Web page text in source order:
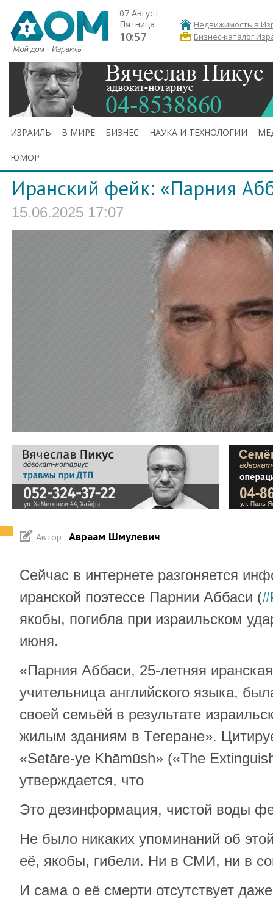
07 Август
Пятница
10:57
Недвижимость в
Бизнес-каталог
ИЗРАИЛЬ В МИРЕ БИЗНЕС НАУКА И ТЕХНОЛОГИИ
ЮМОР
Иранский фейк: «Парния
15.06.2025 17:07
Автор: Авраам Шмулевич
Сейчас в интернете разгоняется
иранской поэтессе Парнии Аббаси (
якобы, погибла при израильском
июня.
«Парния Аббаси, 25-летняя
учительница английского языка,
своей семьёй в результате
жилым зданиям в Тегеране».
«Setāre-ye Khāmūsh» («The
утверждается, что
Это дезинформация, чистой воды
Не было никаких упоминаний об
её, якобы, гибели. Ни в СМИ, ни в
И сама о её смерти отсутствует